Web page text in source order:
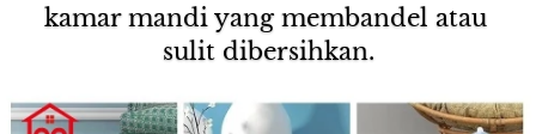
kamar mandi yang membandel atau
sulit dibersihkan.